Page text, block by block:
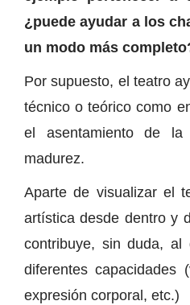
¿puede ayudar a los
un modo más
Por supuesto, el teatro
técnico o teórico como
el asentamiento de la
madurez.
Aparte de visualizar el
artística desde dentro y
contribuye, sin duda, al
diferentes capacidades
expresión corporal, etc.)